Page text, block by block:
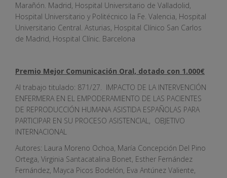
Marañón. Madrid, Hospital Universitario de Valladolid,
Hospital Universitario y Politécnico la Fe. Valencia, Hospital
Universitario Central. Asturias, Hospital Clínico San Carlos
de Madrid, Hospital Clínic. Barcelona
Premio Mejor Comunicación Oral, dotado con 1.000€
Al trabajo titulado: 871/27. IMPACTO DE LA INTERVENCIÓN
ENFERMERA EN EL EMPODERAMIENTO DE LAS PACIENTES
DE REPRODUCCIÓN HUMANA ASISTIDA ESPAÑOLAS PARA
PARTICIPAR EN SU PROCESO ASISTENCIAL, OBJETIVO
INTERNACIONAL
Autores: Laura Moreno Ochoa, María Concepción Del Pino
Ortega, Virginia Santacatalina Bonet, Esther Fernández
Fernández, Mayca Picos Bodelón, Eva Antúnez Valiente,